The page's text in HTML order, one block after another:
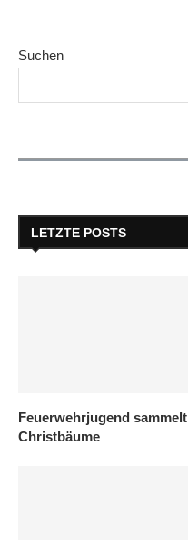
Suchen
LETZTE POSTS
Feuerwehrjugend sammelt
Christbäume